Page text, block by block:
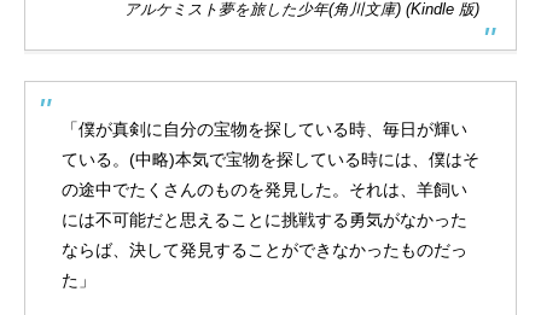
アルケミスト夢を旅した少年(角川文庫) (Kindle 版)
「僕が真剣に自分の宝物を探している時、毎日が輝い
ている。(中略)本気で宝物を探している時には、僕はそ
の途中でたくさんのものを発見した。それは、羊飼い
には不可能だと思えることに挑戦する勇気がなかった
ならば、決して発見することができなかったものだっ
た」